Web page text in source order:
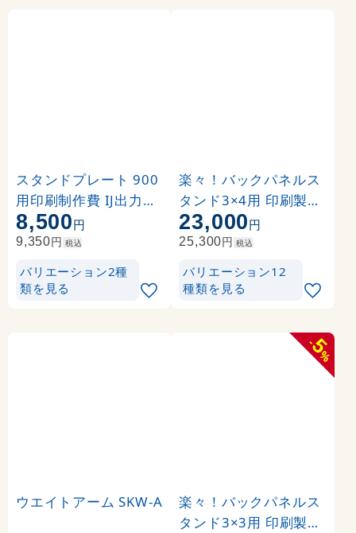
スタンドプレート 900
用印刷制作費 IJ出力＋
UVマットラミネート加
工込 【両面印刷】 ※看
8,500円
9,350円 税込
バリエーション2種
類を見る
楽々！バックパネルス
タンド3×4用 印刷製作
代 (※本体別売) トロマ
ット(2枚つなぎ) 正面
Print-19305-TM1)
23,000円
25,300円 税込
バリエーション12
種類を見る
ウエイトアーム SKW-A
-
5
%
楽々！バックパネルス
タンド3×3用 印刷製作